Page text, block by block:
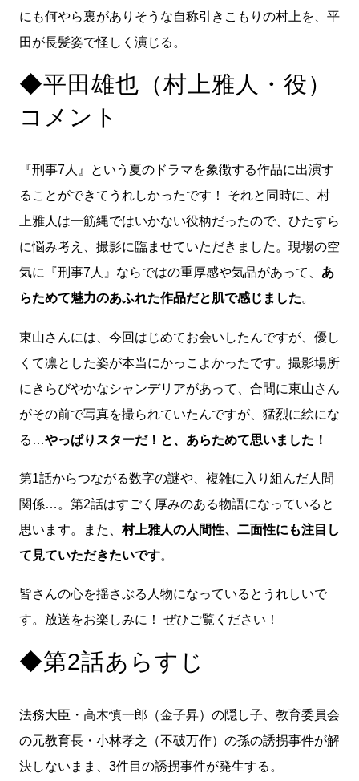
にも何やら裏がありそうな自称引きこもりの村上を、平
田が長髪姿で怪しく演じる。
◆平田雄也（村上雅人・役）
コメント
『刑事7人』という夏のドラマを象徴する作品に出演す
ることができてうれしかったです！ それと同時に、村
上雅人は一筋縄ではいかない役柄だったので、ひたすら
に悩み考え、撮影に臨ませていただきました。現場の空
気に『刑事7人』ならではの重厚感や気品があって、 あ
らためて魅力のあふれた作品だと肌で感じました。
東山さんには、今回はじめてお会いしたんですが、優し
くて凛とした姿が本当にかっこよかったです。撮影場所
にきらびやかなシャンデリアがあって、合間に東山さん
がその前で写真を撮られていたんですが、猛烈に絵にな
る… やっぱりスターだ！と、あらためて思いました！
第1話からつながる数字の謎や、複雑に入り組んだ人間
関係…。第2話はすごく厚みのある物語になっていると
思います。また、村上雅人の人間性、二面性にも注目し
て見ていただきたいです。
皆さんの心を揺さぶる人物になっているとうれしいで
す。放送をお楽しみに！ ぜひご覧ください！
◆第2話あらすじ
法務大臣・高木慎一郎（金子昇）の隠し子、教育委員会
の元教育長・小林孝之（不破万作）の孫の誘拐事件が解
決しないまま、3件目の誘拐事件が発生する。